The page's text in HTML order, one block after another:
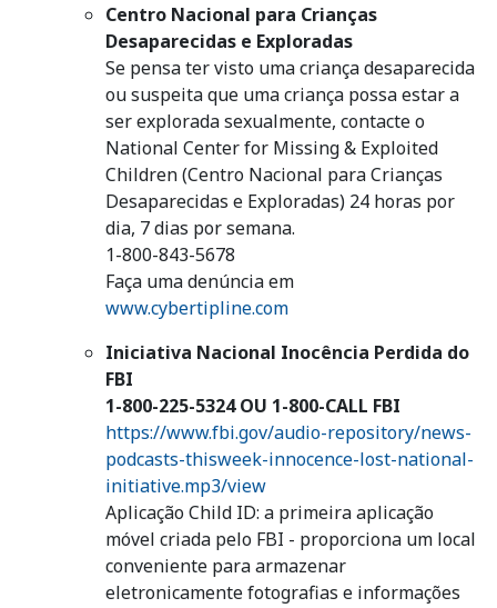
Centro Nacional para Crianças
Desaparecidas e Exploradas
Se pensa ter visto uma criança desaparecida
ou suspeita que uma criança possa estar a
ser explorada sexualmente, contacte o
National Center for Missing & Exploited
Children (Centro Nacional para Crianças
Desaparecidas e Exploradas) 24 horas por
dia, 7 dias por semana.
1-800-843-5678
Faça uma denúncia em
www.cybertipline.com
Iniciativa Nacional Inocência Perdida do
FBI
1-800-225-5324 OU 1-800-CALL FBI
https://www.fbi.gov/audio-repository/news-
podcasts-thisweek-innocence-lost-national-
initiative.mp3/view
Aplicação Child ID: a primeira aplicação
móvel criada pelo FBI - proporciona um local
conveniente para armazenar
eletronicamente fotografias e informações